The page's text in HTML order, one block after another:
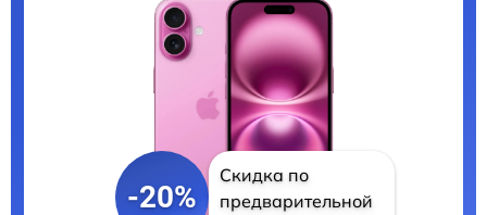
-20%
Скидка по
предварительной